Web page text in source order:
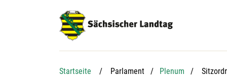
Startseite Parlament Plenum